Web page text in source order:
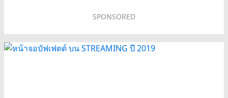
SPONSORED